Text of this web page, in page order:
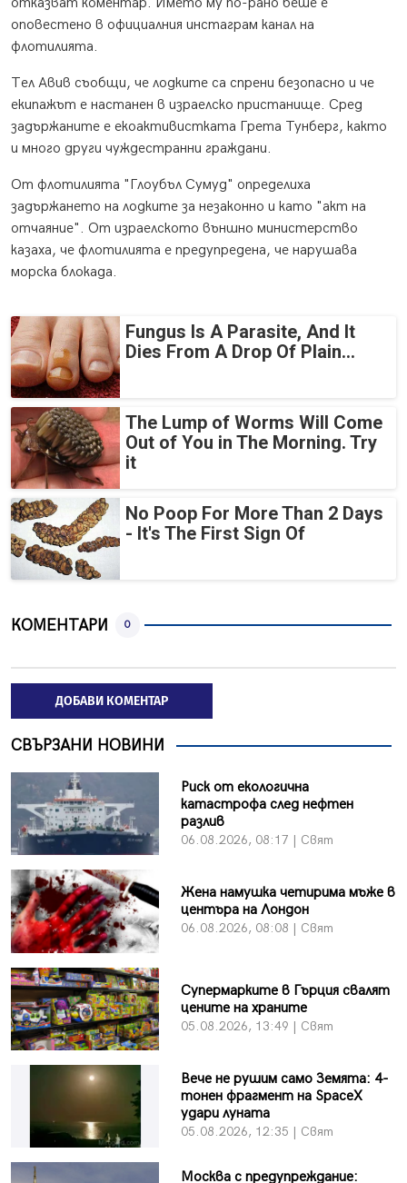
оповестено в официалния инстаграм канал на
флотилията.
Тел Авив съобщи, че лодките са спрени безопасно и че
екипажът е настанен в израелско пристанище. Сред
задържаните е екоактивистката Грета Тунберг, както
и много други чуждестранни граждани.
От флотилията "Глоубъл Сумуд" определиха
задържането на лодките за незаконно и като "акт на
отчаяние". От израелското външно министерство
казаха, че флотилията е предупредена, че нарушава
морска блокада.
Fungus Is A Parasite, And It
Dies From A Drop Of Plain...
The Lump of Worms Will Come
Out of You in The Morning. Try
it
No Poop For More Than 2 Days
- It's The First Sign Of
КОМЕНТАРИ 0
ДОБАВИ КОМЕНТАР
СВЪРЗАНИ НОВИНИ
Риск от екологична
катастрофа след нефтен
разлив
06.08.2026, 08:17 | Свят
Жена намушка четирима мъже в
центъра на Лондон
06.08.2026, 08:08 | Свят
Супермарките в Гърция свалят
цените на храните
05.08.2026, 13:49 | Свят
Вече не рушим само Земята: 4-
тонен фрагмент на SpaceX
удари луната
05.08.2026, 12:35 | Свят
Москва с предупреждание: